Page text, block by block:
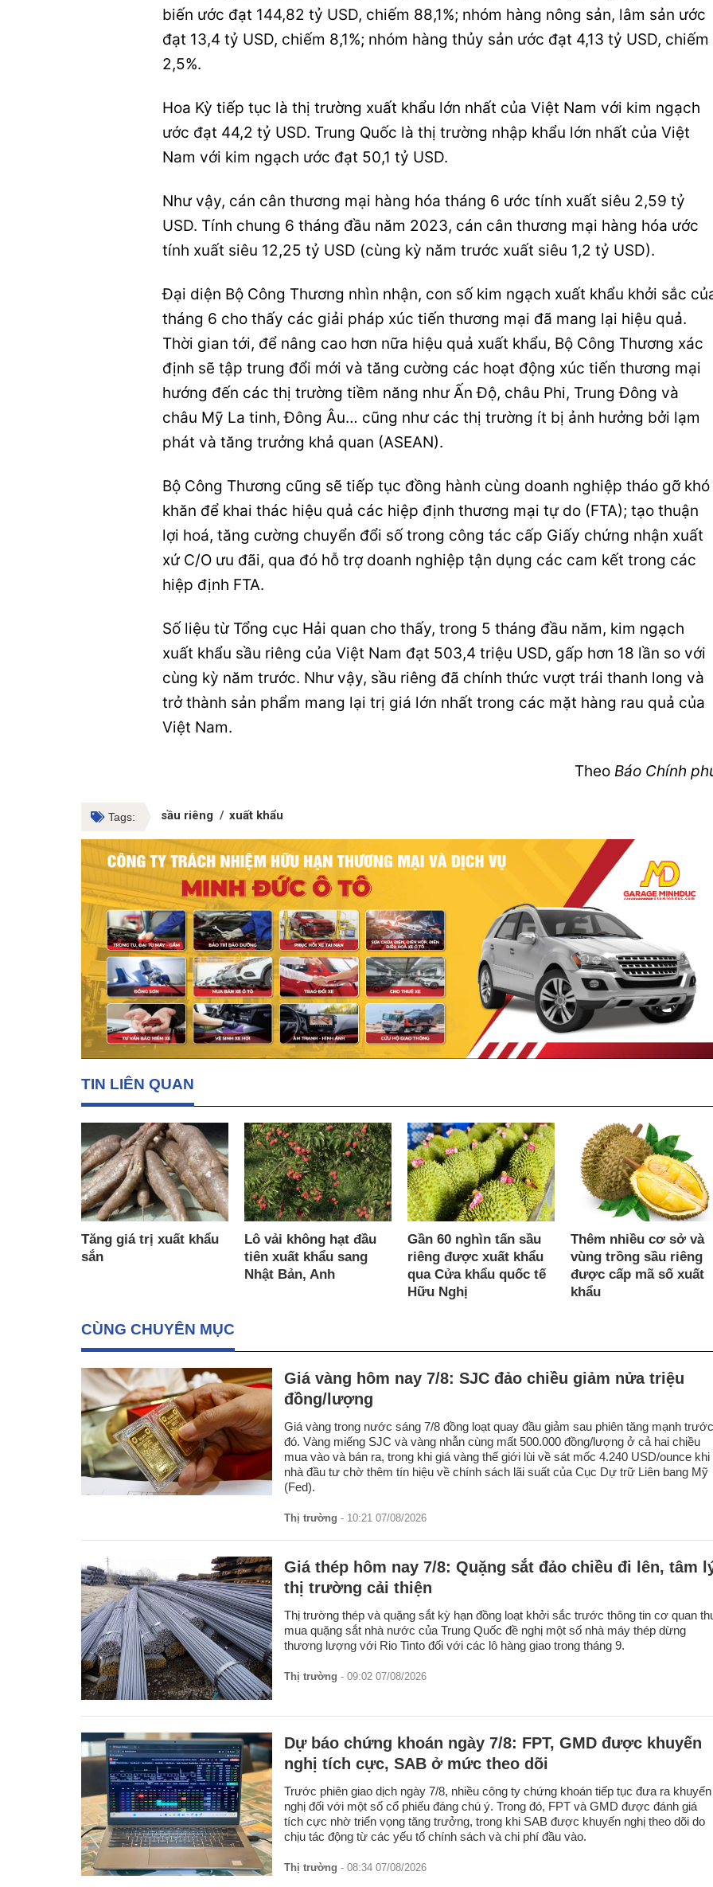
biến ước đạt 144,82 tỷ USD, chiếm 88,1%; nhóm hàng nông sản, lâm sản ước
đạt 13,4 tỷ USD, chiếm 8,1%; nhóm hàng thủy sản ước đạt 4,13 tỷ USD, chiếm
2,5%.
Hoa Kỳ tiếp tục là thị trường xuất khẩu lớn nhất của Việt Nam với kim ngạch
ước đạt 44,2 tỷ USD. Trung Quốc là thị trường nhập khẩu lớn nhất của Việt
Nam với kim ngạch ước đạt 50,1 tỷ USD.
Như vậy, cán cân thương mại hàng hóa tháng 6 ước tính xuất siêu 2,59 tỷ
USD. Tính chung 6 tháng đầu năm 2023, cán cân thương mại hàng hóa ước
tính xuất siêu 12,25 tỷ USD (cùng kỳ năm trước xuất siêu 1,2 tỷ USD).
Đại diện Bộ Công Thương nhìn nhận, con số kim ngạch xuất khẩu khởi sắc
tháng 6 cho thấy các giải pháp xúc tiến thương mại đã mang lại hiệu quả.
Thời gian tới, để nâng cao hơn nữa hiệu quả xuất khẩu, Bộ Công Thương xác
định sẽ tập trung đổi mới và tăng cường các hoạt động xúc tiến thương mại
hướng đến các thị trường tiềm năng như Ấn Độ, châu Phi, Trung Đông và
châu Mỹ La tinh, Đông Âu… cũng như các thị trường ít bị ảnh hưởng bởi lạm
phát và tăng trưởng khả quan (ASEAN).
Bộ Công Thương cũng sẽ tiếp tục đồng hành cùng doanh nghiệp tháo gỡ khó
khăn để khai thác hiệu quả các hiệp định thương mại tự do (FTA); tạo thuận
lợi hoá, tăng cường chuyển đổi số trong công tác cấp Giấy chứng nhận xuất
xứ C/O ưu đãi, qua đó hỗ trợ doanh nghiệp tận dụng các cam kết trong các
hiệp định FTA.
Số liệu từ Tổng cục Hải quan cho thấy, trong 5 tháng đầu năm, kim ngạch
xuất khẩu sầu riêng của Việt Nam đạt 503,4 triệu USD, gấp hơn 18 lần so với
cùng kỳ năm trước. Như vậy, sầu riêng đã chính thức vượt trái thanh long và
trở thành sản phẩm mang lại trị giá lớn nhất trong các mặt hàng rau quả của
Việt Nam.
Theo Báo Chính
Tags: sầu riêng xuất khẩu
TIN LIÊN QUAN
Tăng giá trị xuất khẩu
sắn
Lô vải không hạt đầu
tiên xuất khẩu sang
Nhật Bản, Anh
Gần 60 nghìn tấn sầu
riêng được xuất khẩu
qua Cửa khẩu quốc tế
Hữu Nghị
Thêm nhiều cơ sở và
vùng trồng sầu riêng
được cấp mã số xuất
khẩu
CÙNG CHUYÊN MỤC
Giá vàng hôm nay 7/8: SJC đảo chiều giảm nửa triệu
đồng/lượng
Giá vàng trong nước sáng 7/8 đồng loạt quay đầu giảm sau phiên tăng mạnh trước
đó. Vàng miếng SJC và vàng nhẫn cùng mất 500.000 đồng/lượng ở cả hai chiều
mua vào và bán ra, trong khi giá vàng thế giới lùi về sát mốc 4.240 USD/ounce khi
nhà đầu tư chờ thêm tín hiệu về chính sách lãi suất của Cục Dự trữ Liên bang Mỹ
(Fed).
Thị trường - 10:21 07/08/2026
Giá thép hôm nay 7/8: Quặng sắt đảo chiều đi lên, tâm
thị trường cải thiện
Thị trường thép và quặng sắt kỳ hạn đồng loạt khởi sắc trước thông tin cơ quan
mua quặng sắt nhà nước của Trung Quốc đề nghị một số nhà máy thép dừng
thương lượng với Rio Tinto đối với các lô hàng giao trong tháng 9.
Thị trường - 09:02 07/08/2026
Dự báo chứng khoán ngày 7/8: FPT, GMD được khuyến
nghị tích cực, SAB ở mức theo dõi
Trước phiên giao dịch ngày 7/8, nhiều công ty chứng khoán tiếp tục đưa ra khuyến
nghị đối với một số cổ phiếu đáng chú ý. Trong đó, FPT và GMD được đánh giá
tích cực nhờ triển vọng tăng trưởng, trong khi SAB được khuyến nghị theo dõi do
chịu tác động từ các yếu tố chính sách và chi phí đầu vào.
Thị trường - 08:34 07/08/2026